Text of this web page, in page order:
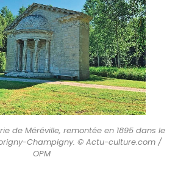
de Méréville, remontée en 1895 dans le
Champigny. © Actu-culture.com /
OPM